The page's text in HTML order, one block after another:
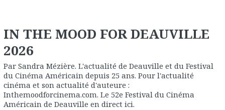
IN THE MOOD FOR DEAUVILLE
2026
Par Sandra Mézière. L'actualité de Deauville et du Festival
du Cinéma Américain depuis 25 ans. Pour l'actualité
cinéma et son actualité d'auteure :
Inthemoodforcinema.com. Le 52e Festival du Cinéma
Américain de Deauville en direct ici.